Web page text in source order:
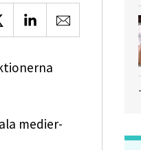
Facebook
Dela på XDela på LinkedIn
Dela via e-post
medier-